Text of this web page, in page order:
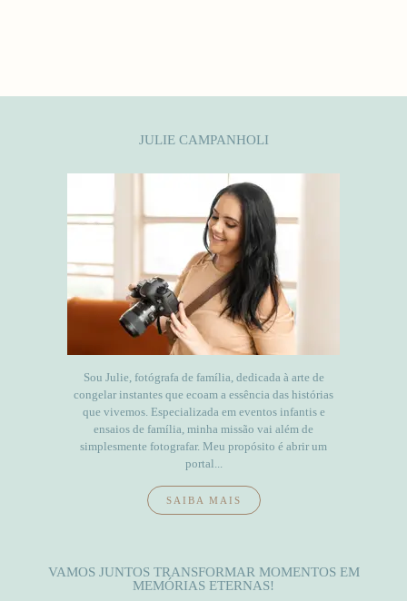
JULIE CAMPANHOLI
Sou Julie, fotógrafa de família, dedicada à arte de
congelar instantes que ecoam a essência das histórias
que vivemos. Especializada em eventos infantis e
ensaios de família, minha missão vai além de
simplesmente fotografar. Meu propósito é abrir um
portal...
SAIBA MAIS
VAMOS JUNTOS TRANSFORMAR MOMENTOS EM
MEMÓRIAS ETERNAS!